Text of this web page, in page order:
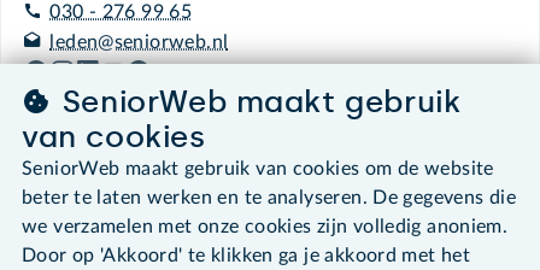
030 - 276 99 65
leden@seniorweb.nl
©2026 SeniorWeb
Algemene voorwaarden
Cookies en cookie-instellingen
SeniorWeb maakt gebruik
van cookies
SeniorWeb maakt gebruik van cookies om de website
beter te laten werken en te analyseren. De gegevens die
we verzamelen met onze cookies zijn volledig anoniem.
Door op 'Akkoord' te klikken ga je akkoord met het